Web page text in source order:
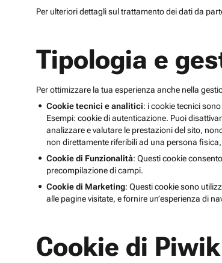
Per ulteriori dettagli sul trattamento dei dati da
Tipologia e
Per ottimizzare la tua esperienza anche nella
Cookie tecnici e analitici: i cookie tecnici
Esempi: cookie di autenticazione. Puoi
analizzare e valutare le prestazioni del sito,
non direttamente riferibili ad una persona
Cookie di Funzionalità: Questi cookie
precompilazione di campi.
Cookie di Marketing: Questi cookie sono
alle pagine visitate, e fornire un’esperienza di
Cookie di